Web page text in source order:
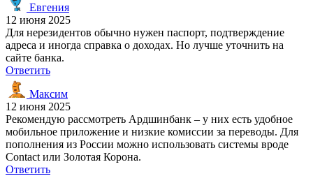
Евгения
12 июня 2025
Для нерезидентов обычно нужен паспорт, подтверждение
адреса и иногда справка о доходах. Но лучше уточнить на
сайте банка.
Ответить
Максим
12 июня 2025
Рекомендую рассмотреть Ардшинбанк – у них есть удобное
мобильное приложение и низкие комиссии за переводы. Для
пополнения из России можно использовать системы вроде
Contact или Золотая Корона.
Ответить